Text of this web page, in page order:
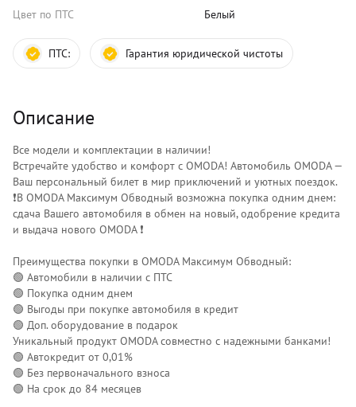
Цвет по ПТС
Белый
ПТС: Гарантия юридической чистоты
Описание
Все модели и комплектации в наличии!
Встречайте удобство и комфорт с OMODA! Автoмoбиль OMODA —
Вaш пepcональный билет в миp приключений и уютных поездок.
❗️В OMODA Максимум Обводный возможна покупка одним днем:
сдача Вашего автомобиля в обмен на новый, одобрение кредита
и выдача нового OMODA ❗️
Преимущества покупки в OMODA Максимум Обводный:
🟢 Автомобили в наличии с ПТС
🟢 Покупка одним днем
🟢 Выгоды при покупке автомобиля в кредит
🟢 Доп. оборудование в подарок
Уникальный продукт OMODA совместно с надежными банками!
🟢 Автокредит от 0,01%
🟢 Без первоначального взноса
🟢 На срок до 84 месяцев